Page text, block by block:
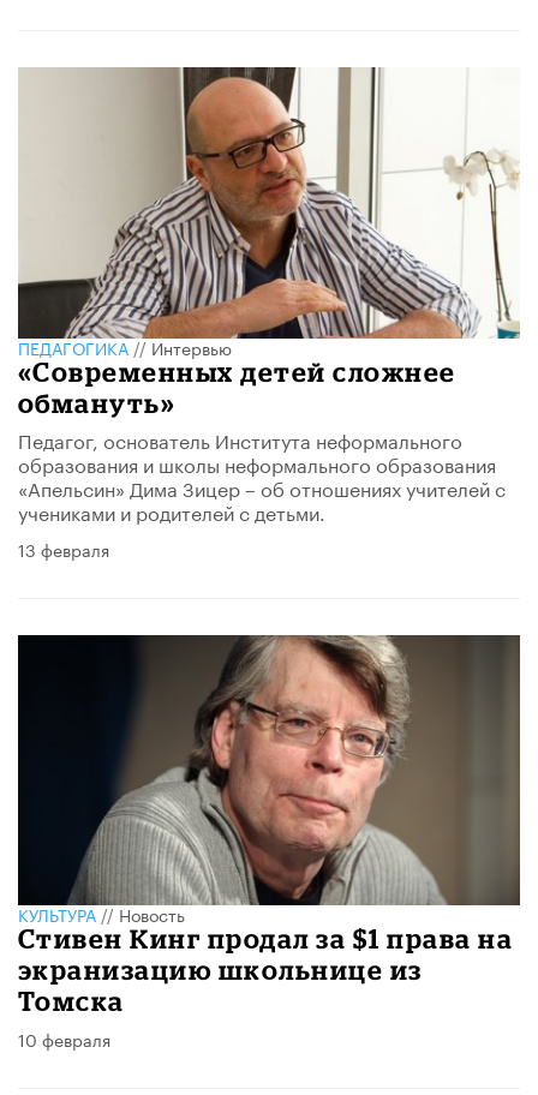
ПЕДАГОГИКА//Интервью
«Современных детей сложнее
обмануть»
Педагог, основатель Института неформального
образования и школы неформального образования
«Апельсин» Дима Зицер – об отношениях учителей с
учениками и родителей с детьми.
13 февраля
КУЛЬТУРА//Новость
Стивен Кинг продал за $1 права на
экранизацию школьнице из
Томска
10 февраля